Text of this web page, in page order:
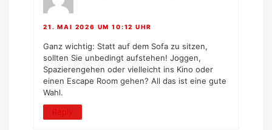
21. MAI 2026 UM 10:12 UHR
Ganz wichtig: Statt auf dem Sofa zu sitzen,
sollten Sie unbedingt aufstehen! Joggen,
Spazierengehen oder vielleicht ins Kino oder
einen Escape Room gehen? All das ist eine gute
Wahl.
Reply